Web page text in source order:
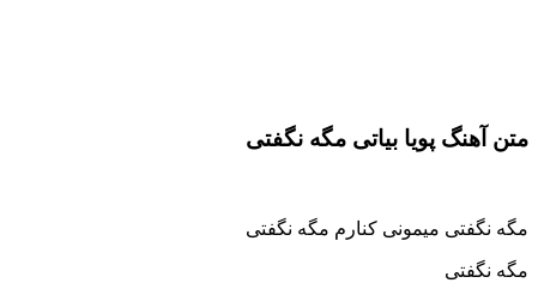
متن آهنگ پویا بیاتی مگه نگفتی
مگه نگفتی میمونی کنارم مگه نگفتی
مگه نگفتی